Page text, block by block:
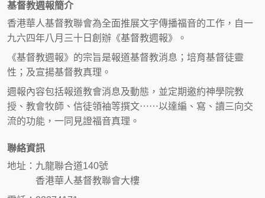
基督教週報簡介
香港華人基督教聯會為全面推展文字傳播福音的工作，自一
九六四年八月三十日創辦《基督教週報》。
《基督教週報》的宗旨是報道基督教消息；培育基督徒靈
性；及宣揚基督教真理。
週報內容包括報道教會消息及動態，並定期邀約神學院教
授、教會牧師、信徒領袖等撰文⋯⋯以達編、寫、讀三向交
流的功能，一同見證福音真理。
聯絡資訊
地址：九龍聯合道140號
香港華人基督教聯會大樓